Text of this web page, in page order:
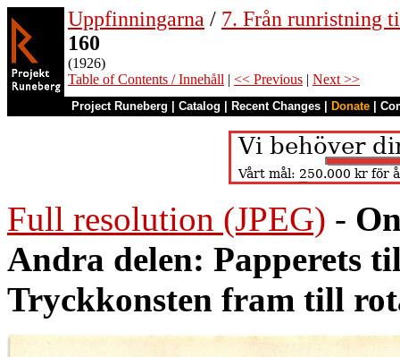
Uppfinningarna / 7. Från runristning
160
(1926)
Table of Contents / Innehåll | << Previous | Next >>
Project Runeberg Catalog Recent Changes Donate
Full resolution (JPEG) -
Andra delen: Papperets
Tryckkonsten fram till